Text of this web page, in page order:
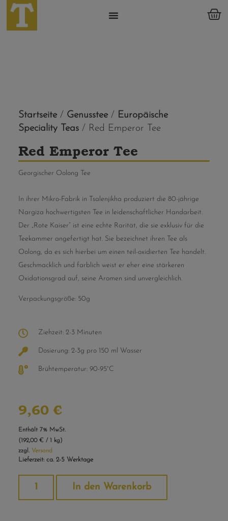
Startseite/ Genusstee/ Europäische
Speciality Teas/ Red Emperor Tee
Red Emperor Tee
Georgischer Oolong Tee
In ihrer Mikro-Fabrik in Tsalenjikha produziert die 80-jährige
Nargiza hochwertigsten Tee in leidenschaftlicher Handarbeit.
Der „Rote Kaiser“ ist eine echte Rarität, die sie exklusiv für die
Teekammer angefertigt hat. Sie bezeichnet ihren Tee als
Oolong, da es sich hierbei um einen teil-oxidierten Tee handelt.
Geschmacklich und farblich weist er eher eine stärkeren
Oxidationsgrad auf, seine Aromen sind unvergleichlich.
Verpackungsgröße: 50g
Ziehzeit: 2-3 Minuten
Dosierung: 2-3g pro 150 ml Wasser
Brühtemperatur: 90-95°C
9,60 €
Enthält 7% MwSt.
( 192,00 € / 1 kg)
zzgl. Versand
Lieferzeit: ca. 2-5 Werktage
In den Warenkorb